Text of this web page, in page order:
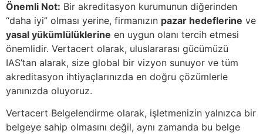
Önemli Not: Bir akreditasyon kurumunun diğerinden
“daha iyi” olması yerine, firmanızın pazar hedeflerine ve
yasal yükümlülüklerine en uygun olanı tercih etmesi
önemlidir. Vertacert olarak, uluslararası gücümüzü
IAS’tan alarak, size global bir vizyon sunuyor ve tüm
akreditasyon ihtiyaçlarınızda en doğru çözümlerle
yanınızda oluyoruz.
Vertacert Belgelendirme olarak, işletmenizin yalnızca bir
belgeye sahip olmasını değil, aynı zamanda bu belge